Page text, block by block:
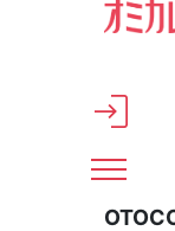
メインコンテンツへス